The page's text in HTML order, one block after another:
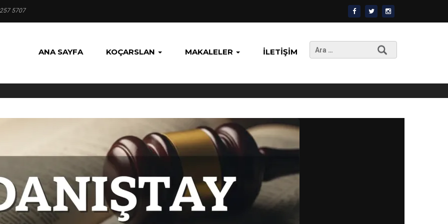
5707
ANA SAYFA KOÇARSLAN MAKALELER İLETIŞIM
Arama: